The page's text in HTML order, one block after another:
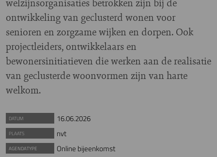
ontwikkeling van geclusterd wonen voor
senioren en zorgzame wijken en dorpen. Ook
projectleiders, ontwikkelaars en
bewonersinitiatieven die werken aan de realisatie
van geclusterde woonvormen zijn van harte
welkom.
DATUM 16.06.2026
PLAATS nvt
AGENDATYPE Online bijeenkomst